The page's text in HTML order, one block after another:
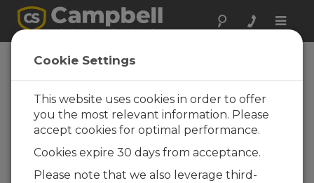
Toggle
Utah : Détection
de la foudre dans
les écoles
La mesure du champ
électrique permet de
sécuriser les athlètes et les
spectateurs de trois écoles
secondaires
Cookie Settings
This website uses cookies in order to offer
you the most relevant information. Please
accept cookies for optimal performance.
Cookies expire 30 days from acceptance.
Please note that we also leverage third-